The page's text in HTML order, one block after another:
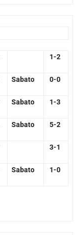
1-2
Sabato 0-0
Sabato 1-3
Sabato 5-2
3-1
Sabato 1-0